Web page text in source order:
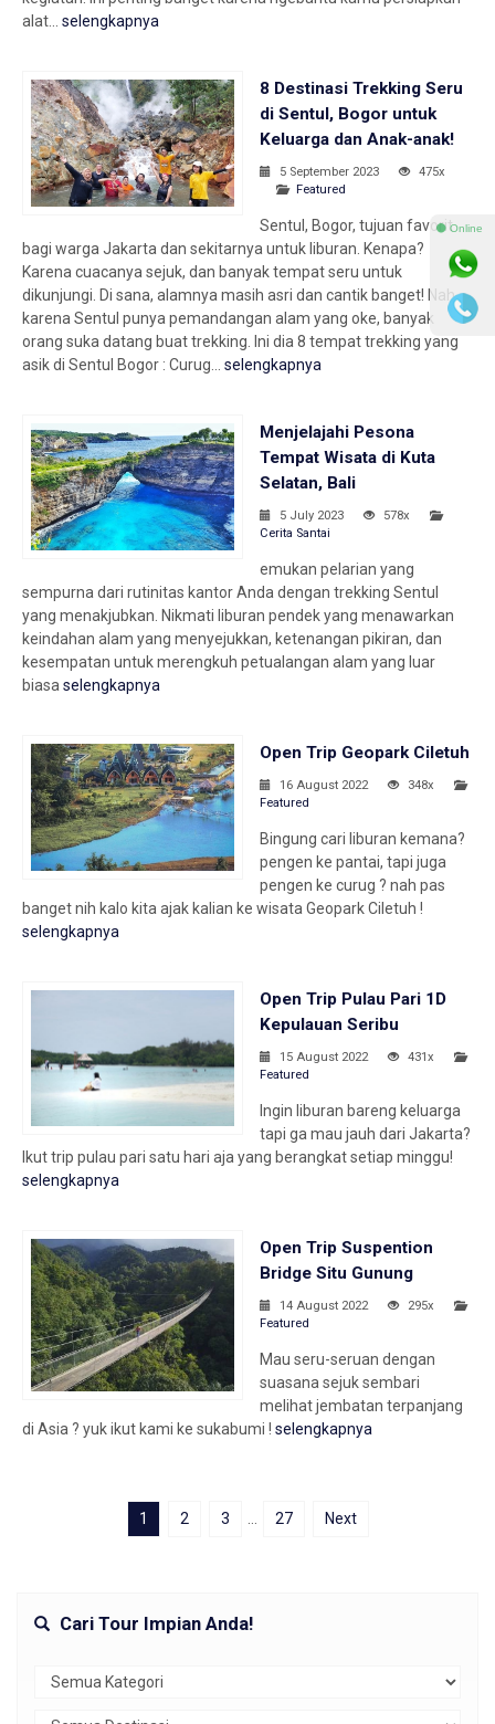
alat... selengkapnya
8 Destinasi Trekking Seru
di Sentul, Bogor untuk
Keluarga dan Anak-anak!
5 September 2023
475x
Featured
Sentul, Bogor, tujuan favorit
bagi warga Jakarta dan sekitarnya untuk liburan. Kenapa?
Karena cuacanya sejuk, dan banyak tempat seru untuk
dikunjungi. Di sana, alamnya masih asri dan cantik banget! Nah,
karena Sentul punya pemandangan alam yang oke, banyak
orang suka datang buat trekking. Ini dia 8 tempat trekking yang
asik di Sentul Bogor : Curug... selengkapnya
Menjelajahi Pesona
Tempat Wisata di Kuta
Selatan, Bali
5 July 2023
578x
Cerita Santai
emukan pelarian yang
sempurna dari rutinitas kantor Anda dengan trekking Sentul
yang menakjubkan. Nikmati liburan pendek yang menawarkan
keindahan alam yang menyejukkan, ketenangan pikiran, dan
kesempatan untuk merengkuh petualangan alam yang luar
biasa selengkapnya
Open Trip Geopark Ciletuh
16 August 2022
348x
Featured
Bingung cari liburan kemana?
pengen ke pantai, tapi juga
pengen ke curug ? nah pas
banget nih kalo kita ajak kalian ke wisata Geopark Ciletuh !
selengkapnya
Open Trip Pulau Pari 1D
Kepulauan Seribu
15 August 2022
431x
Featured
Ingin liburan bareng keluarga
tapi ga mau jauh dari Jakarta?
Ikut trip pulau pari satu hari aja yang berangkat setiap minggu!
selengkapnya
Open Trip Suspention
Bridge Situ Gunung
14 August 2022
295x
Featured
Mau seru-seruan dengan
suasana sejuk sembari
melihat jembatan terpanjang
di Asia ? yuk ikut kami ke sukabumi ! selengkapnya
1 2 3 27 Next
Cari Tour Impian Anda!
⚫ Online